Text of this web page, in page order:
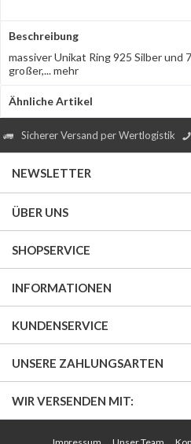
Beschreibung
massiver Unikat Ring 925 Silber und
großer,...mehr
Ähnliche Artikel
Sicherer Versand per Wertlogistik
NEWSLETTER
ÜBER UNS
SHOPSERVICE
INFORMATIONEN
KUNDENSERVICE
UNSERE ZAHLUNGSARTEN
WIR VERSENDEN MIT: